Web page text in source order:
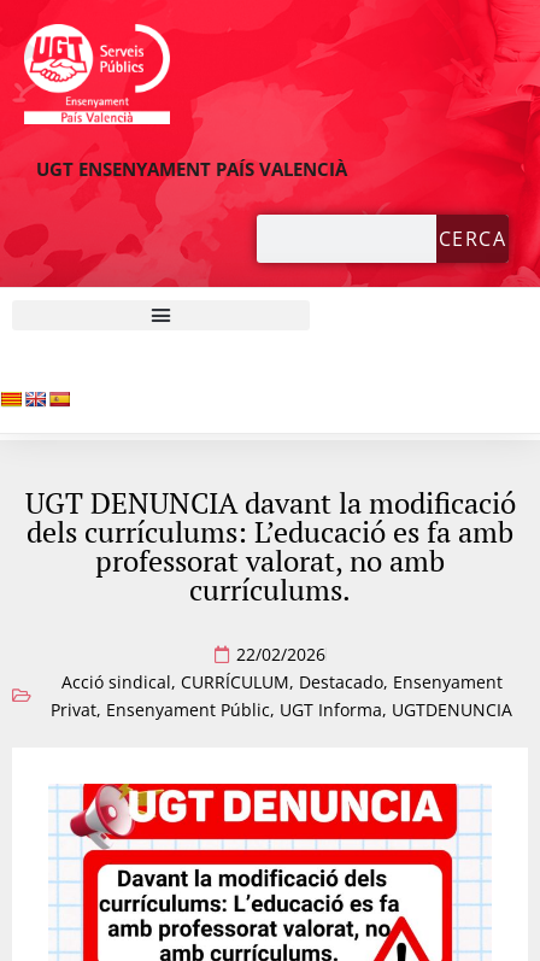
UGT ENSENYAMENT PAÍS VALENCIÀ
CERCA
UGT DENUNCIA davant la modificació
dels currículums: L’educació es fa amb
professorat valorat, no amb
currículums.
22/02/2026
Acció sindical, CURRÍCULUM, Destacado, Ensenyament
Privat, Ensenyament Públic, UGT Informa, UGTDENUNCIA